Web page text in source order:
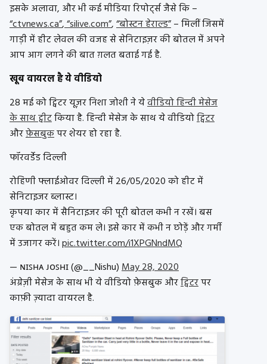
इसके अलावा, और भी कई मीडिया रिपोर्ट्स जैसे कि –
“ctvnews.ca”,“silive.com”,“बोस्टन हेराल्ड”– मिलीं जिसमें
गाड़ी में हीट लेवल की वजह से सेनिटाइज़र की बोतल में अपने
आप आग लगने की बात ग़लत बताई गई है.
खूब वायरल है ये वीडियो
28 मई को ट्विटर यूज़र निशा जोशी ने येवीडियो हिन्दी मेसेज
के साथ ट्वीटकिया है. हिन्दी मेसेज के साथ ये वीडियोट्विटर
औरफ़ेसबुकपर शेयर हो रहा है.
फॉरवर्डेड दिल्ली
रोहिणी फ्लाईओवर दिल्ली में 26/05/2020 को हीट में
सेनिटाइजर ब्लास्ट।
कृपया कार में सैनिटाइजर की पूरी बोतल कभी न रखें। बस
एक बोतल में बहुत कम ले। इसे कार में कभी न छोड़ें और गर्मी
में उजागर करें।pic.twitter.com/i1XPGNndMQ
— ɴɪꜱʜᴀ ᴊᴏꜱʜɪ (@__Nishu)May 28, 2020
अंग्रेज़ी मेसेज के साथ भी ये वीडियो फ़ेसबुक औरट्विटरपर
काफ़ी ज़्यादा वायरल है.